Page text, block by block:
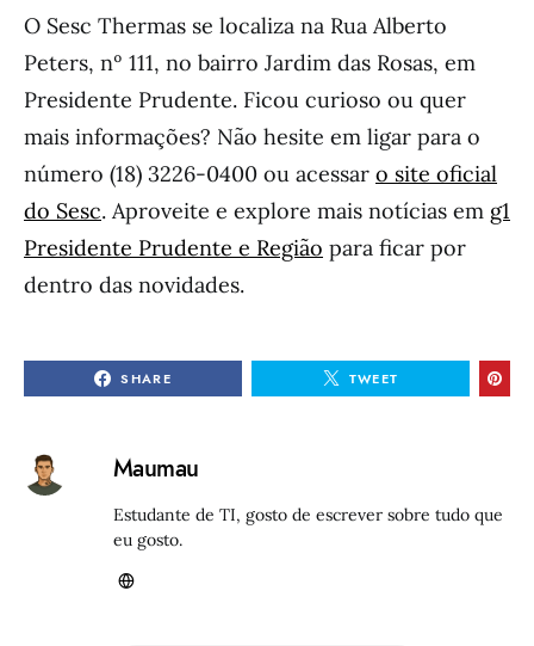
O Sesc Thermas se localiza na Rua Alberto
Peters, nº 111, no bairro Jardim das Rosas, em
Presidente Prudente. Ficou curioso ou quer
mais informações? Não hesite em ligar para o
número (18) 3226-0400 ou acessar o site oficial
do Sesc. Aproveite e explore mais notícias em g1
Presidente Prudente e Região para ficar por
dentro das novidades.
SHARE TWEET
Maumau
Estudante de TI, gosto de escrever sobre tudo que
eu gosto.